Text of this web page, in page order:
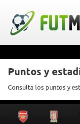
Puntos y
Consulta los puntos y